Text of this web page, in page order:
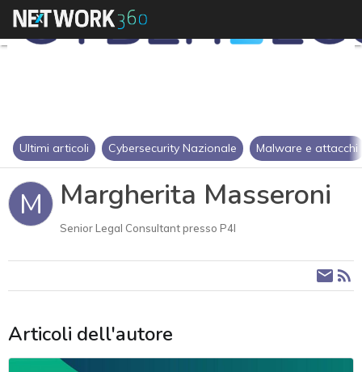
Ultimi articoli Cybersecurity Nazionale Malware e attacchi
M Margherita Masseroni
Senior Legal Consultant presso P4I
Articoli dell'autore